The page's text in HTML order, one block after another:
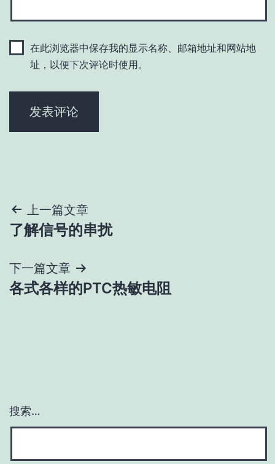
在此浏览器中保存我的显示名称、邮箱地址和网站地
址，以便下次评论时使用。
文
章
导
航
上一篇文章
了解信号的串扰
下一篇文章
各式各样的PTC热敏电阻
搜索…